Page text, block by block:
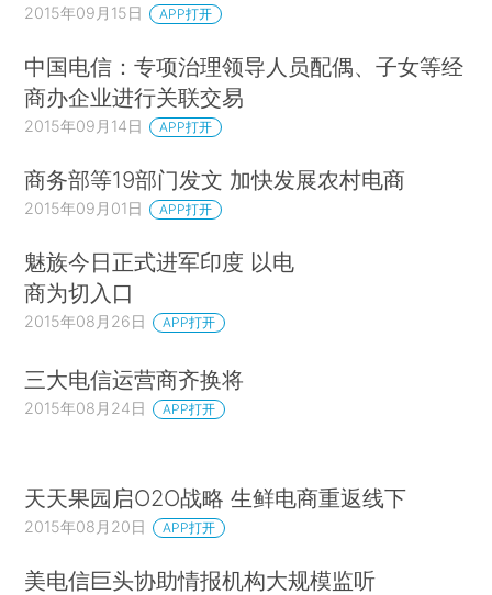
2015年09月15日 APP打开
中国电信：专项治理领导人员配偶、子女等经
商办企业进行关联交易
2015年09月14日 APP打开
商务部等19部门发文 加快发展农村电商
2015年09月01日 APP打开
魅族今日正式进军印度 以电
商为切入口
2015年08月26日 APP打开
三大电信运营商齐换将
2015年08月24日 APP打开
天天果园启O2O战略 生鲜电商重返线下
2015年08月20日 APP打开
美电信巨头协助情报机构大规模监听